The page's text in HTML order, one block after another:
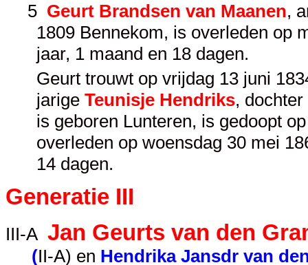
5 Geurt Brandsen van Maanen,
1809 Bennekom, is overleden op
jaar, 1 maand en 18 dagen.
Geurt trouwt op vrijdag 13 juni
jarige Teunisje Hendriks,
is geboren Lunteren, is gedoopt
overleden op woensdag 30 mei
14 dagen.
Generatie III
III-A Jan Geurts van den
(II-A) en Hendrika Jansdr van